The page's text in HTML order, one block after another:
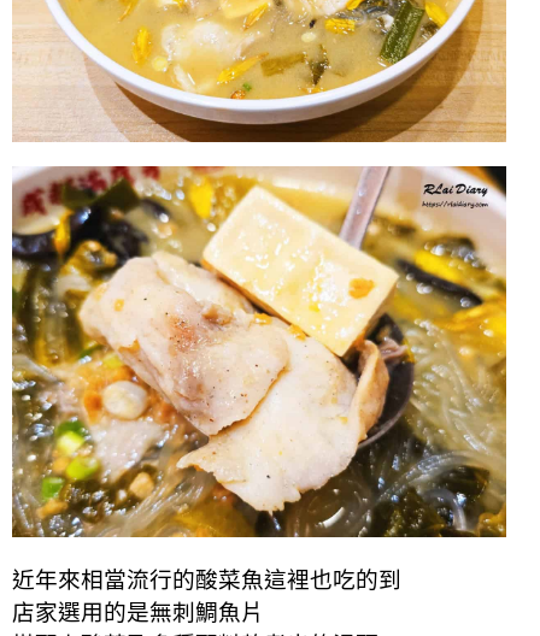
近年來相當流行的酸菜魚這裡也吃的到
店家選用的是無刺鯛魚片